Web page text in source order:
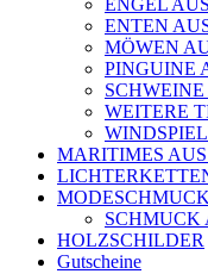
ENGEL
ENTEN
MÖWEN
PINGUINE
WEITERE
MARITIMES
MODESCHMUCK
SCHMUCK
HOLZSCHILDER
Gutscheine